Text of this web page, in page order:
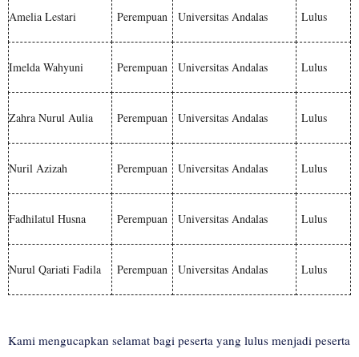
Amelia Lestari Perempuan Universitas Andalas Lulus
Imelda Wahyuni Perempuan Universitas Andalas Lulus
Zahra Nurul Aulia Perempuan Universitas Andalas Lulus
Nuril Azizah Perempuan Universitas Andalas Lulus
Fadhilatul Husna Perempuan Universitas Andalas Lulus
Nurul Qariati Fadila Perempuan Universitas Andalas Lulus
Kami mengucapkan selamat bagi peserta yang lulus menjadi peserta